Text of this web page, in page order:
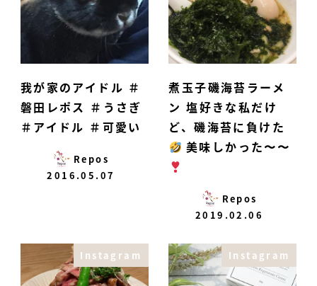
我が家のアイドル ＃
磐田レポス ＃うさぎ
＃アイドル ＃可愛い
Repos
2016.05.07
煮玉子磯海苔ラーメ
ン 塩好きな私だけ
ど、磯海苔に負けた
美味しかった〜〜
Repos
2019.02.06
Instagram Instagram